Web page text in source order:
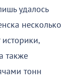
удалось
несколько
также
тонн